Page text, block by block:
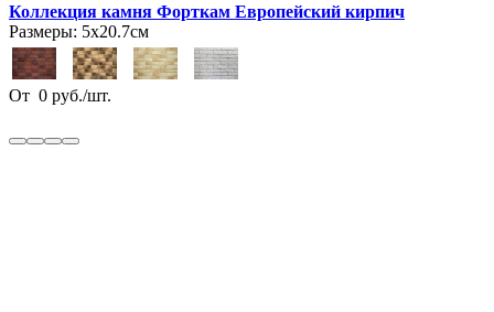
Коллекция камня Форткам Европейский кирпич
Размеры: 5х20.7см
От 0 руб./шт.